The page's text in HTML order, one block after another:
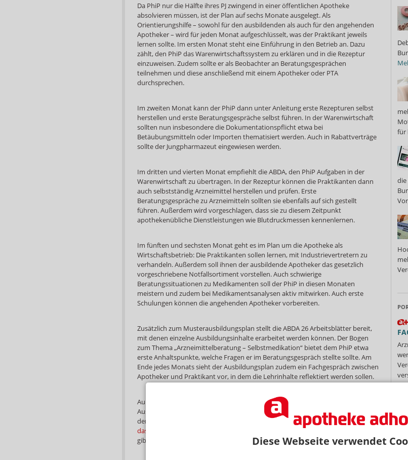
Diese Webseite verwendet
Da PhiP nur die Hälfte ihres PJ zwingend in einer öffentlichen Apotheke
absolvieren müssen, ist der Plan auf sechs Monate ausgelegt. Als
Orientierungshilfe – sowohl für den ausbildenden als auch für den angehenden
Apotheker – wird für jeden Monat aufgeschlüsselt, was der Praktikant jeweils
lernen sollte. Im ersten Monat steht eine Einführung in den Betrieb an. Dazu
zählt, den PhiP das Warenwirtschaftssystem zu erklären und in die Rezeptur
einzuweisen. Zudem sollte er als Beobachter an Beratungsgesprächen
teilnehmen und diese anschließend mit einem Apotheker oder PTA
durchsprechen.
Im zweiten Monat kann der PhiP dann unter Anleitung erste Rezepturen selbst
herstellen und erste Beratungsgespräche selbst führen. In der Warenwirtschaft
sollten nun insbesondere die Dokumentationspflicht etwa bei
Betäubungsmitteln oder Importen thematisiert werden. Auch in Rabattverträge
sollte der Jungpharmazeut eingewiesen werden.
Im dritten und vierten Monat empfiehlt die ABDA, den PhiP Aufgaben in der
Warenwirtschaft zu übertragen. In der Rezeptur können die Praktikanten dann
auch selbstständig Arzneimittel herstellen und prüfen. Erste
Beratungsgespräche zu Arzneimitteln sollten sie ebenfalls auf sich gestellt
führen. Außerdem wird vorgeschlagen, dass sie zu diesem Zeitpunkt
apothekenübliche Dienstleistungen wie Blutdruckmessen kennenlernen.
Im fünften und sechsten Monat geht es im Plan um die Apotheke als
Wirtschaftsbetrieb: Die Praktikanten sollen lernen, mit Industrievertretern zu
verhandeln. Außerdem soll ihnen der ausbildende Apotheker das gesetzlich
vorgeschriebene Notfallsortiment vorstellen. Auch schwierige
Beratungssituationen zu Medikamenten soll der PhiP in diesen Monaten
meistern und zudem bei Medikamentsanalysen aktiv mitwirken. Auch erste
Schulungen können die angehenden Apotheker vorbereiten.
Zusätzlich zum Musterausbildungsplan stellt die ABDA 26 Arbeitsblätter bereit,
mit denen einzelne Ausbildungsinhalte erarbeitet werden können. Der Bogen
zum Thema „Arzneimittelberatung – Selbstmedikation“ bietet dem PhiP etwa
erste Anhaltspunkte, welche Fragen er im Beratungsgespräch stellte sollte. Am
Ende jedes Monats sieht der Ausbildungsplan zudem ein Fachgespräch zwischen
Apotheker und Praktikant vor, in dem die Lehrinhalte reflektiert werden sollen.
Außerdem ruft der BPhD die PhiP dazu auf, zu bewerten, ob sie in ihrer
Ausbildungsapotheke alles gelernt haben, was im Plan vorgesehen ist. Auf Basis
der Einschätzungen veröffentlicht der Verband eineListe von Apotheken, die für
das PJ zu empfehlen sind
. Eine „Black List“ mit schlechten Ausbildungsapotheken
gibt es nicht.
für
die